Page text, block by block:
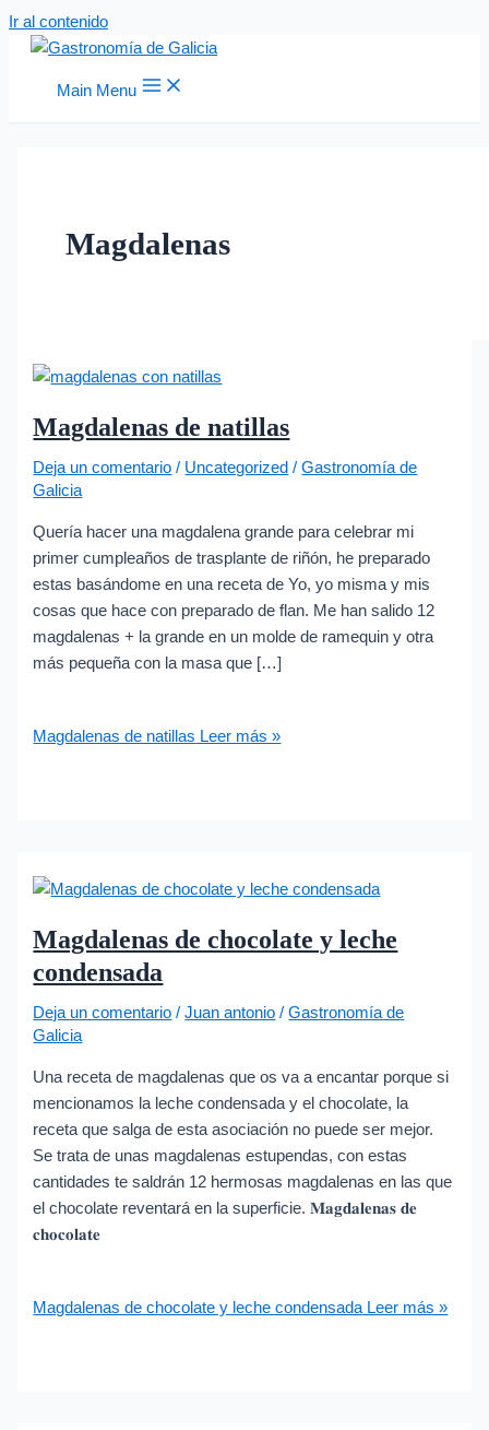
Ir al contenido
Main Menu
Magdalenas
Magdalenas de natillas
Deja un comentario / Uncategorized /Gastronomía de
Galicia
Quería hacer una magdalena grande para celebrar mi
primer cumpleaños de trasplante de riñón, he preparado
estas basándome en una receta de Yo, yo misma y mis
cosas que hace con preparado de flan. Me han salido 12
magdalenas + la grande en un molde de ramequin y otra
más pequeña con la masa que […]
Magdalenas de natillas Leer más »
Magdalenas de chocolate y leche
condensada
Deja un comentario /Juan antonio /Gastronomía de
Galicia
Una receta de magdalenas que os va a encantar porque si
mencionamos la leche condensada y el chocolate, la
receta que salga de esta asociación no puede ser mejor.
Se trata de unas magdalenas estupendas, con estas
cantidades te saldrán 12 hermosas magdalenas en las que
el chocolate reventará en la superficie. 𝐌𝐚𝐠𝐝𝐚𝐥𝐞𝐧𝐚𝐬 𝐝𝐞
𝐜𝐡𝐨𝐜𝐨𝐥𝐚𝐭𝐞
Magdalenas de chocolate y leche condensada Leer más »